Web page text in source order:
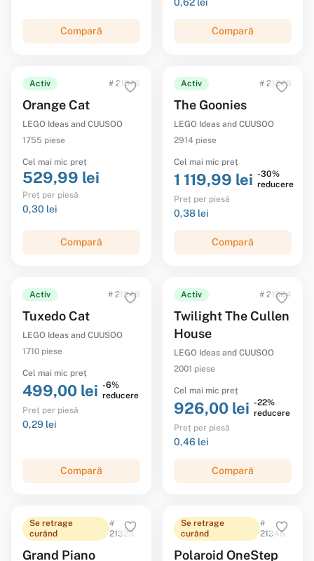
Compară Compară
Activ # 21376
Orange Cat
LEGO Ideas and CUUSOO
1755 piese
Cel mai mic preț
529,99 lei
Preț per piesă
0,30 lei
Compară
Activ # 21363
The Goonies
LEGO Ideas and CUUSOO
2914 piese
Cel mai mic preț
1 119,99 lei -30%
reducere
Preț per piesă
0,38 lei
Compară
Activ # 21349
Tuxedo Cat
LEGO Ideas and CUUSOO
1710 piese
Cel mai mic preț
499,00 lei -6%
reducere
Preț per piesă
0,29 lei
Compară
Activ # 21354
Twilight The Cullen
House
LEGO Ideas and CUUSOO
2001 piese
Cel mai mic preț
926,00 lei -22%
reducere
Preț per piesă
0,46 lei
Compară
Se retrage
curând
#
21323
Grand Piano
Se retrage
curând
#
21345
Polaroid OneStep